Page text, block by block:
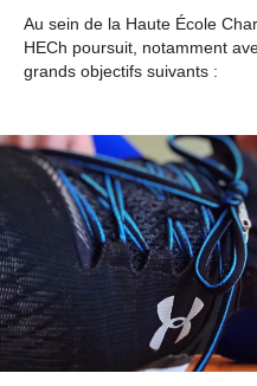
Au sein de la Haute École
HECh poursuit, notamment
grands objectifs suivants :